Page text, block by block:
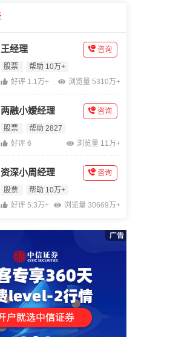
王经理
股票 帮助 10万+
咨询
好评 1.1万+ 浏览量 5310万+
两融小嫒经理
股票 帮助 2827
咨询
好评 6 浏览量 11万+
资深小周经理
股票 帮助 10万+
咨询
好评 5.3万+ 浏览量 30669万+